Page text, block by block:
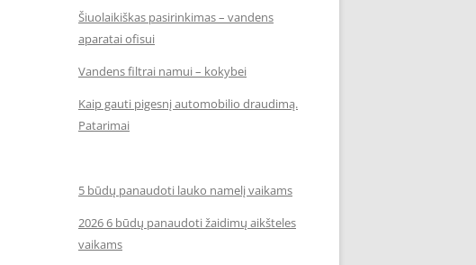
Šiuolaikiškas pasirinkimas – vandens
aparatai ofisui
Vandens filtrai namui – kokybei
Kaip gauti pigesnį automobilio draudimą.
Patarimai
5 būdų panaudoti lauko namelį vaikams
2026 6 būdų panaudoti žaidimų aikšteles
vaikams